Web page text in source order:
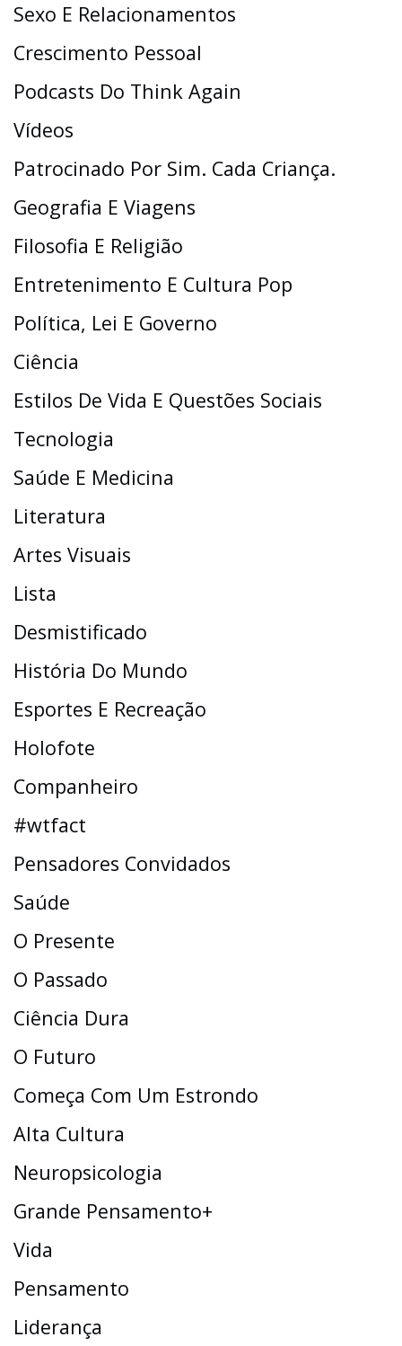
Sexo E Relacionamentos
Crescimento Pessoal
Podcasts Do Think Again
Vídeos
Patrocinado Por Sim. Cada Criança.
Geografia E Viagens
Filosofia E Religião
Entretenimento E Cultura Pop
Política, Lei E Governo
Ciência
Estilos De Vida E Questões Sociais
Tecnologia
Saúde E Medicina
Literatura
Artes Visuais
Lista
Desmistificado
História Do Mundo
Esportes E Recreação
Holofote
Companheiro
#wtfact
Pensadores Convidados
Saúde
O Presente
O Passado
Ciência Dura
O Futuro
Começa Com Um Estrondo
Alta Cultura
Neuropsicologia
Grande Pensamento+
Vida
Pensamento
Liderança